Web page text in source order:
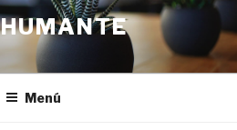
Menú